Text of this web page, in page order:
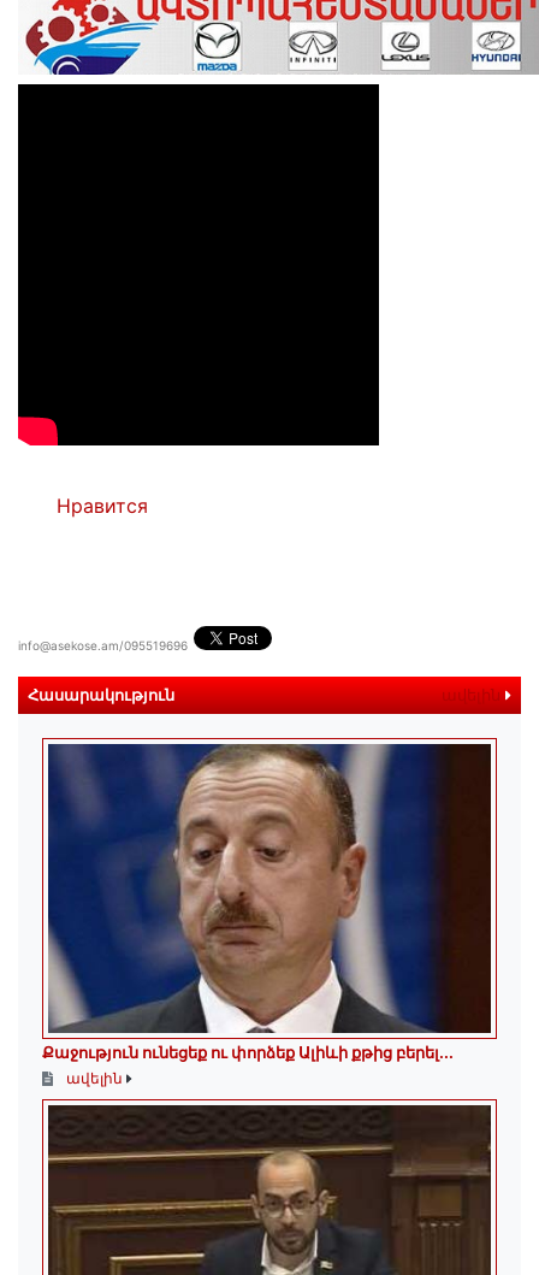
Нравится
info@asekose.am/095519696
Հասարակություն ավելին
Քաջություն ունեցեք ու փորձեք Ալիևի քթից բերել․․․
ավելին